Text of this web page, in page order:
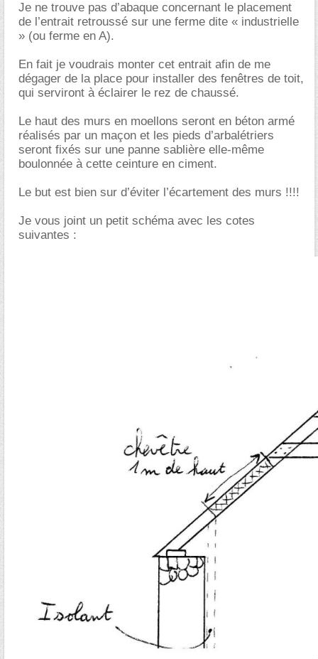
Je ne trouve pas d’abaque concernant le placement
de l’entrait retroussé sur une ferme dite « industrielle
» (ou ferme en A).
En fait je voudrais monter cet entrait afin de me
dégager de la place pour installer des fenêtres de toit,
qui serviront à éclairer le rez de chaussé.
Le haut des murs en moellons seront en béton armé
réalisés par un maçon et les pieds d’arbalétriers
seront fixés sur une panne sablière elle-même
boulonnée à cette ceinture en ciment.
Le but est bien sur d’éviter l’écartement des murs !!!!
Je vous joint un petit schéma avec les cotes
suivantes :